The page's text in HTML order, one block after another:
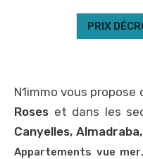
PRIX
N1immo vous
Roses et dans les
Canyelles,
Appartements vue mer